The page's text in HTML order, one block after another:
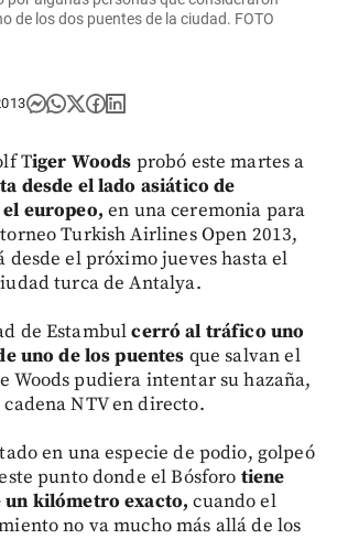
de los dos puentes de la ciudad. FOTO
Tiger Woods probó este martes a
desde el lado asiático de
europeo, en una ceremonia para
Turkish Airlines Open 2013,
desde el próximo jueves hasta el
turca de Antalya.
de Estambulcerró al tráfico uno
uno de los puentes que salvan el
Woods pudiera intentar su hazaña,
NTV en directo.
en una especie de podio, golpeó
punto donde el Bósforo tiene
un kilómetro exacto, cuando el
no va mucho más allá de los